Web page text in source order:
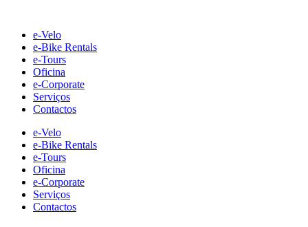
contente-Velo
e-Bike Rentals
e-Tours
Oficina
e-Corporate
Serviços
Contactos
e-Velo
e-Bike Rentals
e-Tours
Oficina
e-Corporate
Serviços
Contactos